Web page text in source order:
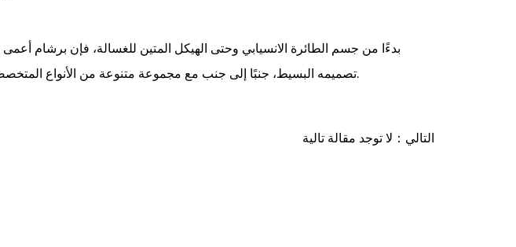
بدءًا من جسم الطائرة الانسيابي وحتى الهيكل المتين للغسالة، فإن برشام أعمى
تصميمه البسيط، جنبًا إلى جنب مع مجموعة متنوعة من الأنواع المتخصصة، وجود برشام أعمى مثالي لكل تطبيق تقريبًا.
التالي：لا توجد مقالة تالية